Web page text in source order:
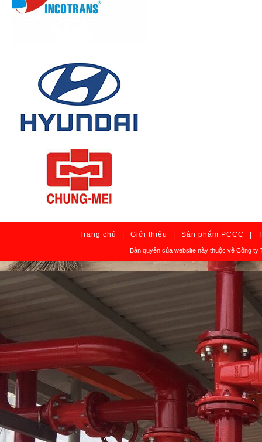
Trang chủ Giới thiệu Sản phẩm PCCC
Bản quyền của website này thuộc về Công ty